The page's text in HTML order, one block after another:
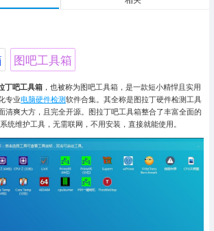
图吧工具箱
丁吧工具箱 ，也被称为图吧工具箱，是一款短小精悍且实用
专业电脑硬件检测软件合集。其全称是图拉丁硬件检测工具
清爽大方，且完全开源。图拉丁吧工具箱整合了丰富全面的
统维护工具，无需联网，不用安装，直接就能使用。